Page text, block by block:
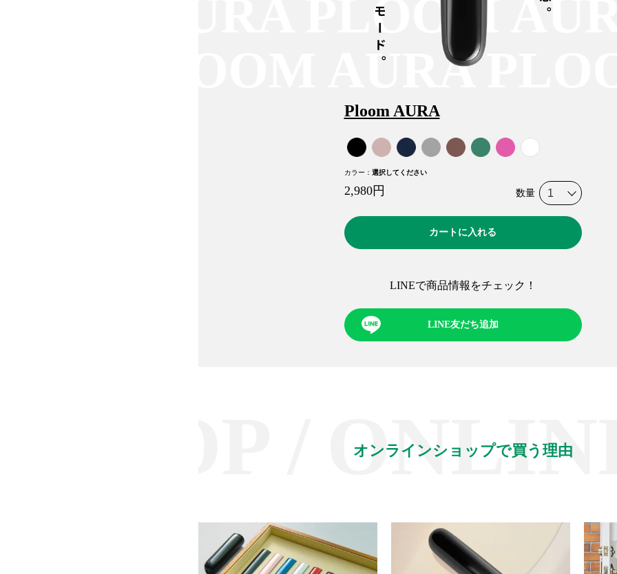
AURA PLOOM
PLOOM AURA
Ploom AURA
カラー ： 選択してください
2,980円 数量
カートに入れる
LINEで商品情報をチェック！​
LINE友だち追加
ONLINE
オンラインショップで買う理由